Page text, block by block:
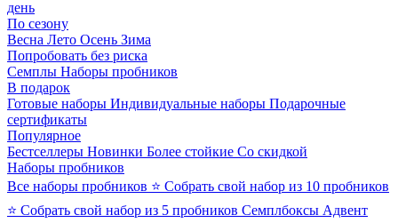
день
По сезону
Весна Лето Осень Зима
Попробовать без риска
Семплы Наборы пробников
В подарок
Готовые наборы Индивидуальные наборы Подарочные
сертификаты
Популярное
Бестселлеры Новинки Более стойкие Со скидкой
Наборы пробников
Все наборы пробников ⭐ Собрать свой набор из 10 пробников
⭐ Собрать свой набор из 5 пробников Семплбоксы Адвент